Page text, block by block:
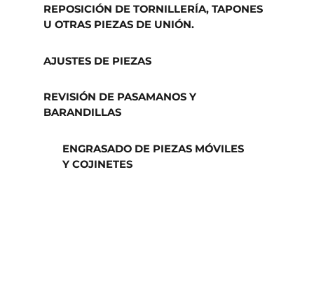
REPOSICIÓN DE TORNILLERÍA, TAPONES
U OTRAS PIEZAS DE UNIÓN.
AJUSTES DE PIEZAS
REVISIÓN DE PASAMANOS Y
BARANDILLAS
ENGRASADO DE PIEZAS MÓVILES
Y COJINETES